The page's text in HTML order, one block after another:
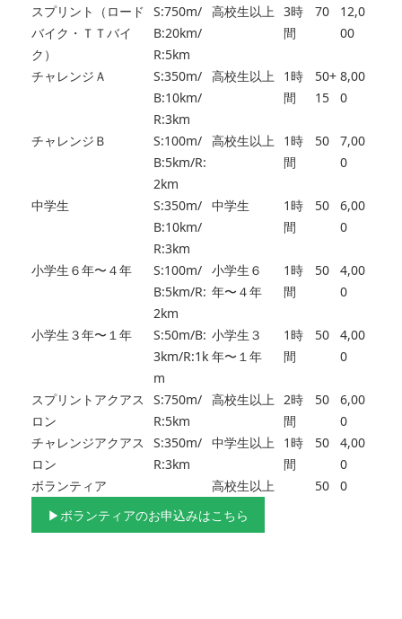
スプリント（ロード
バイク・ＴＴバイ
ク）
S:750m/
B:20km/
R:5km
高校生以上 3時
間
70
12,0
00
チャレンジＡ
S:350m/
B:10km/
R:3km
高校生以上 1時
間
50+
15
8,00
0
チャレンジＢ
S:100m/
B:5km/R:
2km
高校生以上 1時
間
50
7,00
0
中学生
S:350m/
B:10km/
R:3km
中学生
1時
間
50
6,00
0
小学生６年〜４年
S:100m/
B:5km/R:
2km
小学生６
年〜４年
1時
間
50
4,00
0
小学生３年〜１年
S:50m/B:
3km/R:1k
m
小学生３
年〜１年
1時
間
50
4,00
0
スプリントアクアス
ロン
S:750m/
R:5km
高校生以上 2時
間
50
6,00
0
チャレンジアクアス
ロン
S:350m/
R:3km
中学生以上 1時
間
50
4,00
0
ボランティア
高校生以上 50
0
▶ボランティアのお申込みはこちら